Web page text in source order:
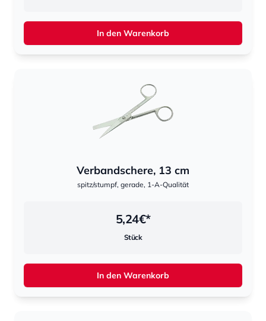
In den Warenkorb
Verbandschere, 13 cm
spitz/stumpf, gerade, 1-A-Qualität
5,24€*
Stück
In den Warenkorb